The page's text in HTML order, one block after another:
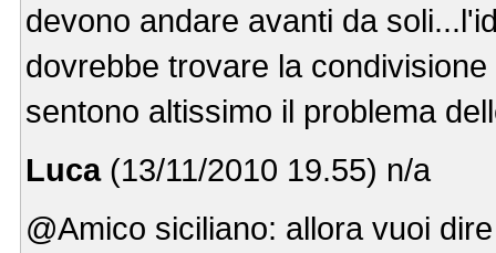
devono andare avanti da
dovrebbe trovare la
sentono altissimo il problema
Luca(13/11/2010 19.55) n/a
@Amico siciliano: allora vuoi